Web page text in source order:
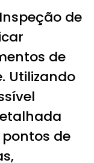
de
de
Utilizando
de